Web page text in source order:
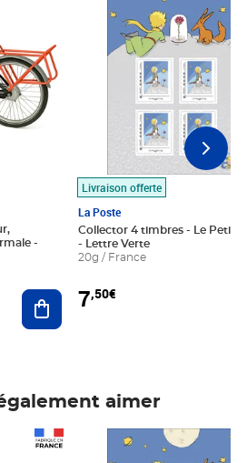
Ajouter au panier
Livraison offerte
La Poste
Collector 4 timbres - Le Petit
- Lettre Verte
20g / France
7,50€
aimer
Prix 7,50€